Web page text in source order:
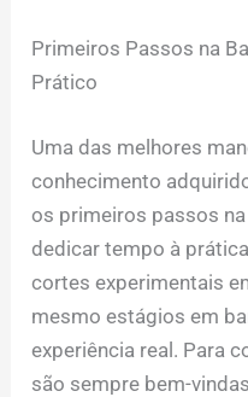
Primeiros Passos na
Prático
Uma das melhores
conhecimento
os primeiros passos
dedicar tempo à
cortes experimentais
mesmo estágios em
experiência real. Para
são sempre bem-